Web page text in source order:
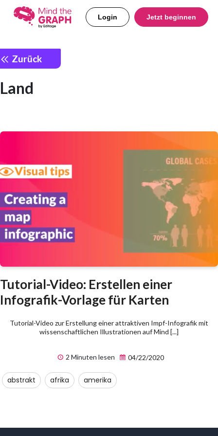
Login Jetzt beginnen
Zurück
Land
Tutorial-Video: Erstellen einer
Infografik-Vorlage für Karten
Tutorial-Video zur Erstellung einer attraktiven Impf-Infografik mit
wissenschaftlichen Illustrationen auf Mind [...]
2 Minuten lesen 04/22/2020
abstrakt afrika amerika